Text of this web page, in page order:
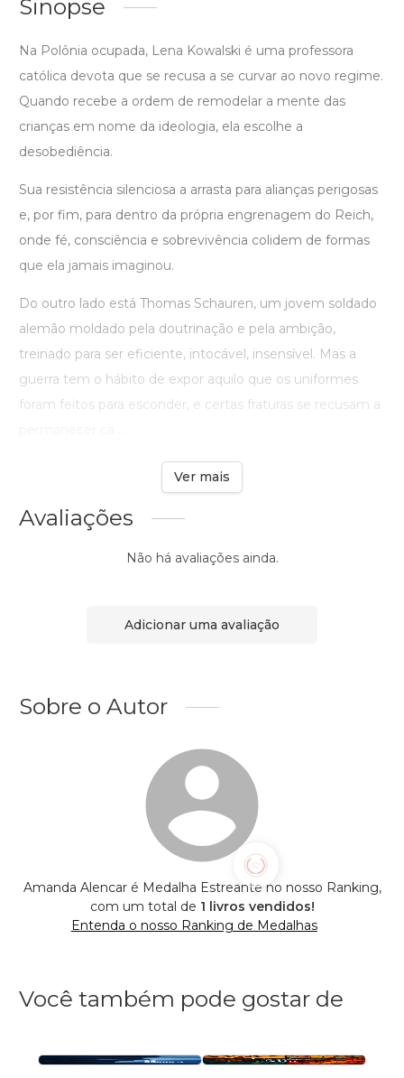
Sinopse
Na Polônia ocupada, Lena Kowalski é uma professora
católica devota que se recusa a se curvar ao novo regime.
Quando recebe a ordem de remodelar a mente das
crianças em nome da ideologia, ela escolhe a
desobediência.
Sua resistência silenciosa a arrasta para alianças perigosas
e, por fim, para dentro da própria engrenagem do Reich,
onde fé, consciência e sobrevivência colidem de formas
que ela jamais imaginou.
Do outro lado está Thomas Schauren, um jovem soldado
alemão moldado pela doutrinação e pela ambição,
treinado para ser eficiente, intocável, insensível. Mas a
guerra tem o hábito de expor aquilo que os uniformes
foram feitos para esconder, e certas fraturas se recusam a
Ver mais
Avaliações
Não há avaliações ainda.
Adicionar uma avaliação
Sobre o Autor
Amanda Alencar é Medalha Estreante no nosso Ranking,
com um total de 1 livros vendidos!
Entenda o nosso Ranking de Medalhas
Você também pode gostar de